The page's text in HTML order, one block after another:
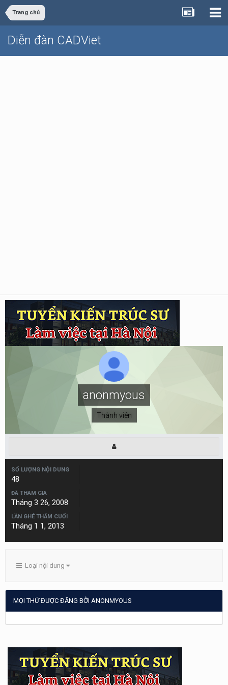
Trang chủ
Diễn đàn CADViet
anonmyous
Thành viên
SỐ LƯỢNG NỘI DUNG
48
ĐÃ THAM GIA
Tháng 3 26, 2008
LẦN GHÉ THĂM CUỐI
Tháng 1 1, 2013
Loại nội dung
MỌI THỨ ĐƯỢC ĐĂNG BỞI ANONMYOUS